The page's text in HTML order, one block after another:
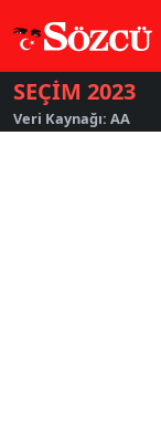
SEÇİM 2023
Veri Kaynağı: AA